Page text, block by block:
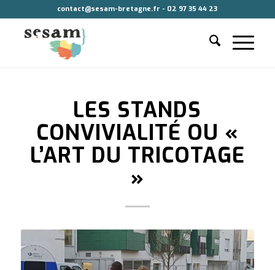
contact@sesam-bretagne.fr - 02 97 35 44 23
LES STANDS
CONVIVIALITÉ OU «
L’ART DU TRICOTAGE
»